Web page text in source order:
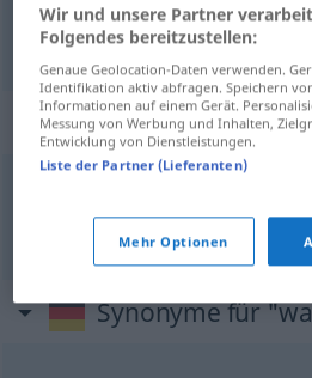
Beispielsätze für
[nuǎnyángyángde]
Synonyme für
Wir und unsere Partner
Folgendes bereitzustellen:
Genaue Geolocation-Daten verwenden.
Identifikation aktiv abfragen. Speichern
Informationen auf einem Gerät.
Messung von Werbung und Inhalten,
Entwicklung von Dienstleistungen.
Liste der Partner (Lieferanten)
Mehr Optionen